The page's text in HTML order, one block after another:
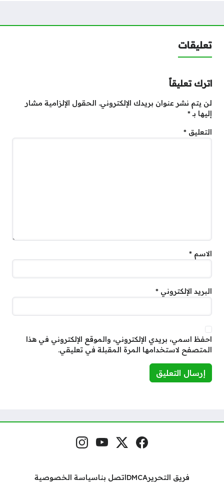
تعليقات
اترك تعليقاً
لن يتم نشر عنوان بريدك الإلكتروني. الحقول الإلزامية مشار
إليها بـ*
التعليق *
الاسم *
البريد الإلكتروني *
احفظ اسمي، بريدي الإلكتروني، والموقع الإلكتروني في هذا
المتصفح لاستخدامها المرة المقبلة في تعليقي.
مواقع التواصل فيسبوكمنصة إكس
يوتيوبإنستغرام
فريق التحريرDMCA اتصل بناسياسة الخصوصية